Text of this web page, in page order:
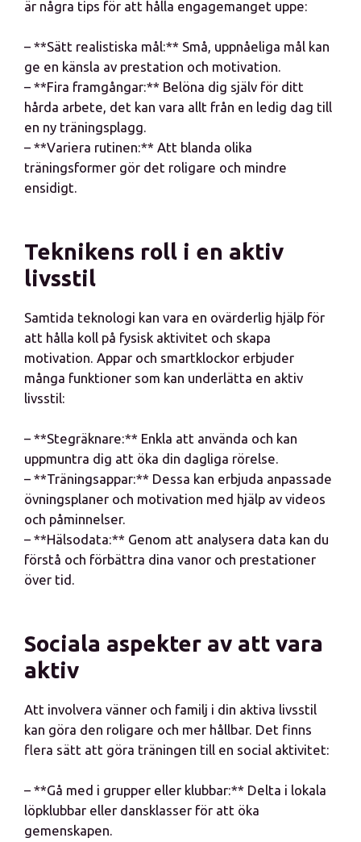
är några tips för att hålla engagemanget uppe:
– **Sätt realistiska mål:** Små, uppnåeliga mål kan
ge en känsla av prestation och motivation.
– **Fira framgångar:** Belöna dig själv för ditt
hårda arbete, det kan vara allt från en ledig dag till
en ny träningsplagg.
– **Variera rutinen:** Att blanda olika
träningsformer gör det roligare och mindre
ensidigt.
Teknikens roll i en aktiv
livsstil
Samtida teknologi kan vara en ovärderlig hjälp för
att hålla koll på fysisk aktivitet och skapa
motivation. Appar och smartklockor erbjuder
många funktioner som kan underlätta en aktiv
livsstil:
– **Stegräknare:** Enkla att använda och kan
uppmuntra dig att öka din dagliga rörelse.
– **Träningsappar:** Dessa kan erbjuda anpassade
övningsplaner och motivation med hjälp av videos
och påminnelser.
– **Hälsodata:** Genom att analysera data kan du
förstå och förbättra dina vanor och prestationer
över tid.
Sociala aspekter av att vara
aktiv
Att involvera vänner och familj i din aktiva livsstil
kan göra den roligare och mer hållbar. Det finns
flera sätt att göra träningen till en social aktivitet:
– **Gå med i grupper eller klubbar:** Delta i lokala
löpklubbar eller dansklasser för att öka
gemenskapen.